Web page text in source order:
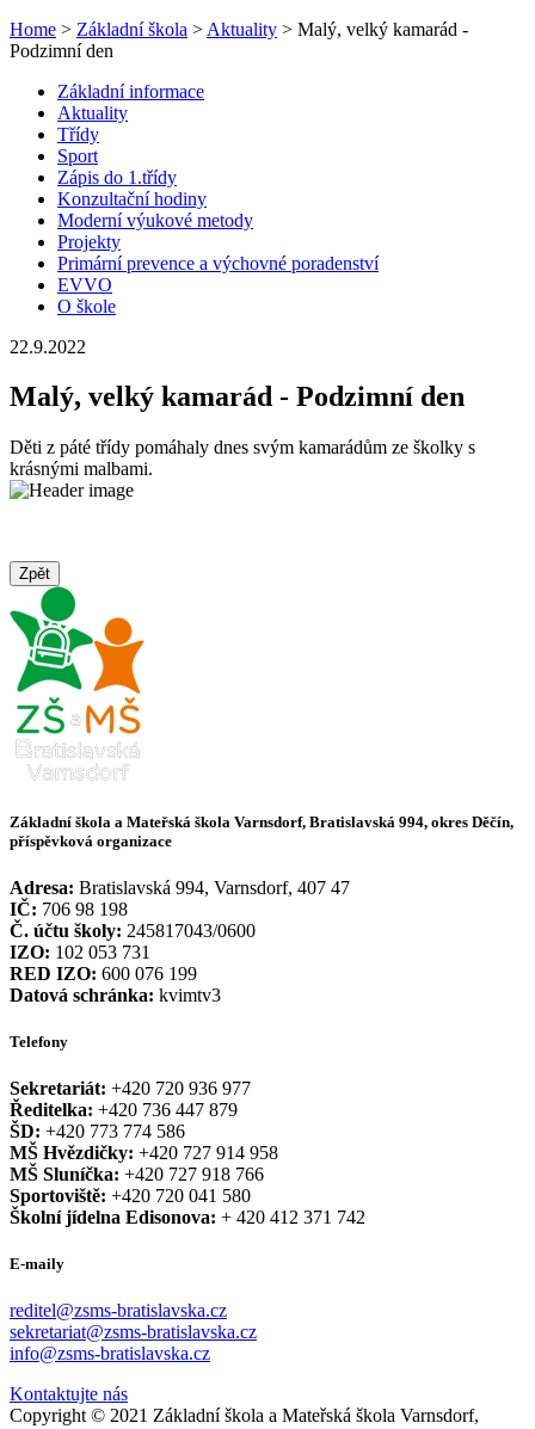
Home > Základní škola > Aktuality > Malý, velký kamarád -
Podzimní den
Základní informace
Aktuality
Třídy
Sport
Zápis do 1.třídy
Konzultační hodiny
Moderní výukové metody
Projekty
Primární prevence a výchovné poradenství
EVVO
O škole
22.9.2022
Malý, velký kamarád - Podzimní den
Děti z páté třídy pomáhaly dnes svým kamarádům ze školky s
krásnými malbami.
Zpět
Základní škola a Mateřská škola Varnsdorf, Bratislavská 994, okres Děčín,
příspěvková organizace
Adresa: Bratislavská 994, Varnsdorf, 407 47
IČ: 706 98 198
Č. účtu školy: 245817043/0600
IZO: 102 053 731
RED IZO: 600 076 199
Datová schránka: kvimtv3
Telefony
Sekretariát: +420 720 936 977
Ředitelka: +420 736 447 879
ŠD: +420 773 774 586
MŠ Hvězdičky: +420 727 914 958
MŠ Sluníčka: +420 727 918 766
Sportoviště: +420 720 041 580
Školní jídelna Edisonova: + 420 412 371 742
E-maily
reditel@zsms-bratislavska.cz
sekretariat@zsms-bratislavska.cz
info@zsms-bratislavska.cz
Kontaktujte nás
Copyright © 2021 Základní škola a Mateřská škola Varnsdorf,